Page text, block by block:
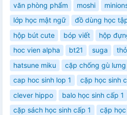
văn phòng phẩm moshi
lớp học mật ngữ
đồ dùng học
hộp bút cute
bóp viết
hộp
hoc vien alpha
bt21 suga
hatsune miku
cặp chống gù
cap hoc sinh lop 1
cặp học sinh
clever hippo
balo học sinh cấp 1
cặp sách học sinh cấp 1
cặp học